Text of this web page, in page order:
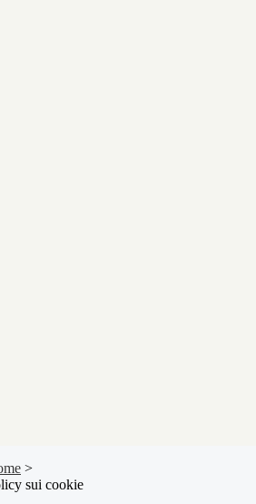
>
sui cookie